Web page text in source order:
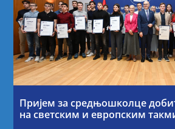
Пријем за средњошколце
на светским и европским